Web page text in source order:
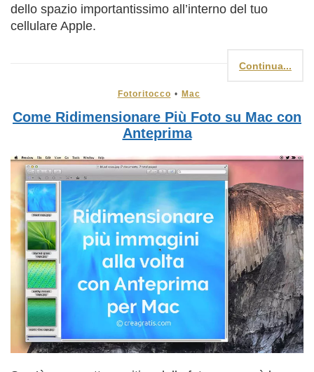
dello spazio importantissimo all’interno del tuo
cellulare Apple.
Continua...
Fotoritocco • Mac
Come Ridimensionare Più Foto su Mac con
Anteprima